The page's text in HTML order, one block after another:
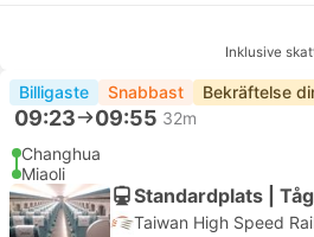
Inklusive
Billigaste Snabbast Bekräftelse
09:23 09:55 32m
Changhua
Miaoli
Standardplats |
Taiwan High Speed